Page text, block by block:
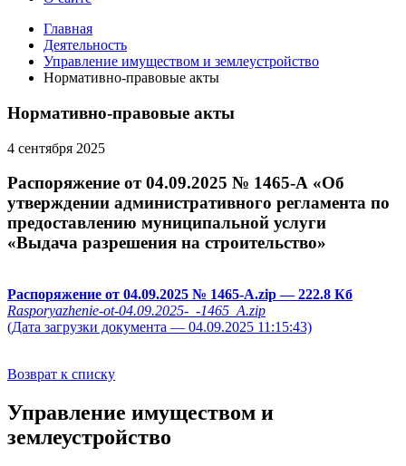
Главная
Деятельность
Управление имуществом и землеустройство
Нормативно-правовые акты
Нормативно-правовые акты
4 сентября 2025
Распоряжение от 04.09.2025 № 1465-А «Об
утверждении административного регламента по
предоставлению муниципальной услуги
«Выдача разрешения на строительство»
Распоряжение от 04.09.2025 № 1465-А.zip— 222.8 Кб
Rasporyazhenie-ot-04.09.2025-_-1465_A.zip
(Дата загрузки документа — 04.09.2025 11:15:43)
Возврат к списку
Управление имуществом и
землеустройство